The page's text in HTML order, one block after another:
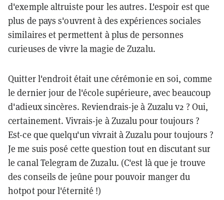
d'exemple altruiste pour les autres. L'espoir est que
plus de pays s'ouvrent à des expériences sociales
similaires et permettent à plus de personnes
curieuses de vivre la magie de Zuzalu.
Quitter l'endroit était une cérémonie en soi, comme
le dernier jour de l'école supérieure, avec beaucoup
d'adieux sincères. Reviendrais-je à Zuzalu v2 ? Oui,
certainement. Vivrais-je à Zuzalu pour toujours ?
Est-ce que quelqu'un vivrait à Zuzalu pour toujours ?
Je me suis posé cette question tout en discutant sur
le canal Telegram de Zuzalu. (C'est là que je trouve
des conseils de jeûne pour pouvoir manger du
hotpot pour l'éternité !)